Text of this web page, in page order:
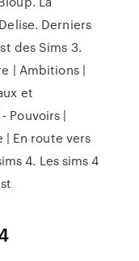
Derniers
des Sims 3.
| Ambitions |
et
Pouvoirs |
| En route vers
4. Les sims 4